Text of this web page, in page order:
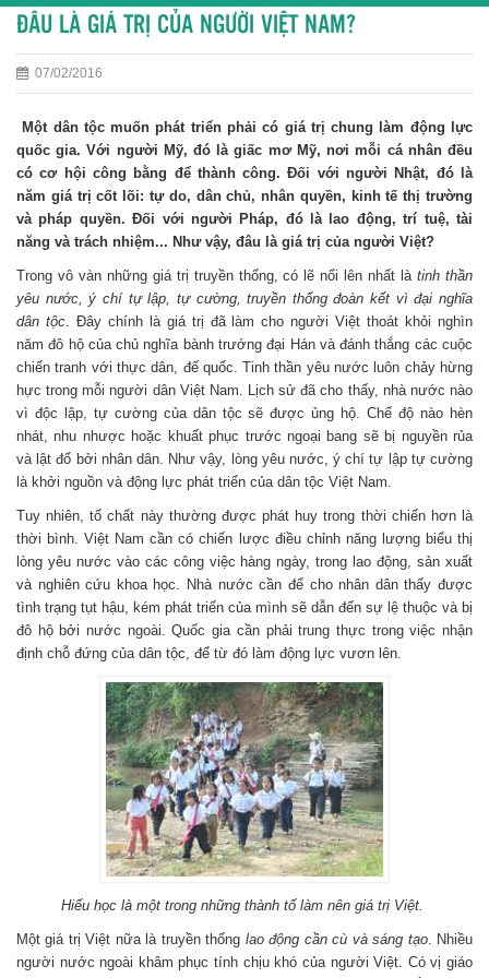
ĐÂU LÀ GIÁ TRỊ CỦA NGƯỜI VIỆT NAM?
07/02/2016
Một dân tộc muốn phát triển phải có giá trị chung làm động lực
quốc gia. Với người Mỹ, đó là giấc mơ Mỹ, nơi mỗi cá nhân đều
có cơ hội công bằng để thành công. Đối với người Nhật, đó là
năm giá trị cốt lõi: tự do, dân chủ, nhân quyền, kinh tế thị trường
và pháp quyền. Đối với người Pháp, đó là lao động, trí tuệ, tài
năng và trách nhiệm... Như vậy, đâu là giá trị của người Việt?
Trong vô vàn những giá trị truyền thống, có lẽ nổi lên nhất làtinh thần
yêu nước, ý chí tự lập, tự cường, truyền thống đoàn kết vì đại nghĩa
dân tộc. Đây chính là giá trị đã làm cho người Việt thoát khỏi nghìn
năm đô hộ của chủ nghĩa bành trướng đại Hán và đánh thắng các cuộc
chiến tranh với thực dân, đế quốc. Tinh thần yêu nước luôn chảy hừng
hực trong mỗi người dân Việt Nam. Lịch sử đã cho thấy, nhà nước nào
vì độc lập, tự cường của dân tộc sẽ được ủng hộ. Chế độ nào hèn
nhát, nhu nhược hoặc khuất phục trước ngoại bang sẽ bị nguyền rủa
và lật đổ bởi nhân dân. Như vậy, lòng yêu nước, ý chí tự lập tự cường
là khởi nguồn và động lực phát triển của dân tộc Việt Nam.
Tuy nhiên, tố chất này thường được phát huy trong thời chiến hơn là
thời bình. Việt Nam cần có chiến lược điều chỉnh năng lượng biểu thị
lòng yêu nước vào các công việc hàng ngày, trong lao động, sản xuất
và nghiên cứu khoa học. Nhà nước cần để cho nhân dân thấy được
tình trạng tụt hậu, kém phát triển của mình sẽ dẫn đến sự lệ thuộc và bị
đô hộ bởi nước ngoài. Quốc gia cần phải trung thực trong việc nhận
định chỗ đứng của dân tộc, để từ đó làm động lực vươn lên.
Hiếu học là một trong những thành tố làm nên giá trị Việt.
Một giá trị Việt nữa là truyền thống lao động cần cù và sáng tạo. Nhiều
người nước ngoài khâm phục tính chịu khó của người Việt. Có vị giáo